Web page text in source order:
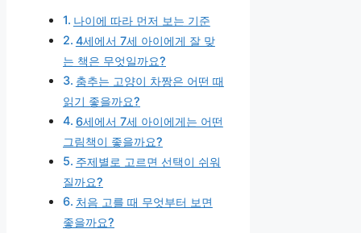
나이에 따라 먼저 보는 기준
4세에서 7세 아이에게 잘 맞
는 책은 무엇일까요?
춤추는 고양이 차짱은 어떤 때
읽기 좋을까요?
6세에서 7세 아이에게는 어떤
그림책이 좋을까요?
주제별로 고르면 선택이 쉬워
질까요?
처음 고를 때 무엇부터 보면
좋을까요?